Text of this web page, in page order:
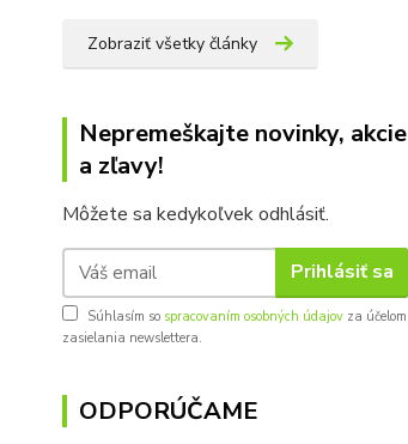
Zobraziť všetky články
Nepremeškajte novinky, akcie
a zľavy!
Môžete sa kedykoľvek odhlásiť.
Prihlásiť sa
Súhlasím so spracovaním osobných údajov za účelom
zasielania newslettera.
ODPORÚČAME